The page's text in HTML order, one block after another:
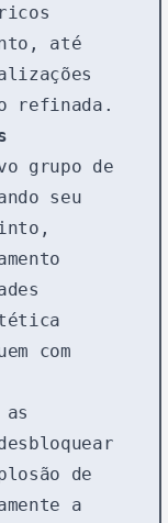
até
refinada.
grupo de
seu
com
de
a